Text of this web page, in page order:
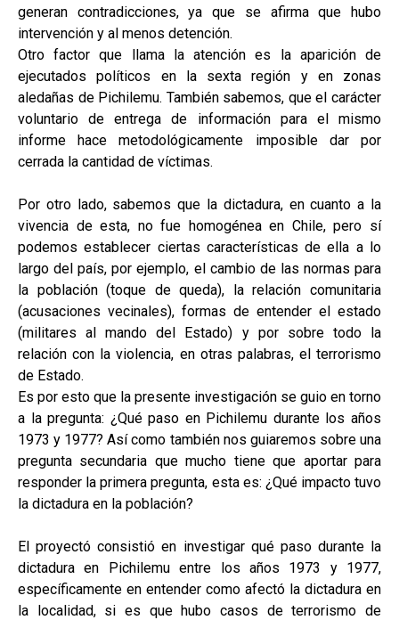
generan contradicciones, ya que se afirma que hubo
intervención y al menos detención.
Otro factor que llama la atención es la aparición de
ejecutados políticos en la sexta región y en zonas
aledañas de Pichilemu. También sabemos, que el carácter
voluntario de entrega de información para el mismo
informe hace metodológicamente imposible dar por
cerrada la cantidad de víctimas.
Por otro lado, sabemos que la dictadura, en cuanto a la
vivencia de esta, no fue homogénea en Chile, pero sí
podemos establecer ciertas características de ella a lo
largo del país, por ejemplo, el cambio de las normas para
la población (toque de queda), la relación comunitaria
(acusaciones vecinales), formas de entender el estado
(militares al mando del Estado) y por sobre todo la
relación con la violencia, en otras palabras, el terrorismo
de Estado.
Es por esto que la presente investigación se guio en torno
a la pregunta: ¿Qué paso en Pichilemu durante los años
1973 y 1977? Así como también nos guiaremos sobre una
pregunta secundaria que mucho tiene que aportar para
responder la primera pregunta, esta es: ¿Qué impacto tuvo
la dictadura en la población?
El proyectó consistió en investigar qué paso durante la
dictadura en Pichilemu entre los años 1973 y 1977,
específicamente en entender como afectó la dictadura en
la localidad, si es que hubo casos de terrorismo de